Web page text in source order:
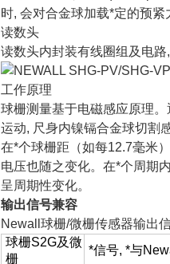
时, 会对合金球加载*定的预
读数头
读数头内封装有线圈组及电
工作原理
球栅测量基于电磁感应原理
运动, 尺身内镍镉合金球切割
在*个球栅距（如每12.7毫米
电压也随之变化。在*个周期
呈周期性变化。
输出信号兼容
Newall球栅/微栅传感器输出
球栅S2G及微
栅
*信号, *与